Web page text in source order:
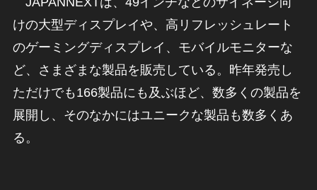
けの大型ディスプレイや、高リフレッシュレート
のゲーミングディスプレイ、モバイルモニターな
ど、さまざまな製品を販売している。昨年発売し
ただけでも166製品にも及ぶほど、数多くの製品を
展開し、そのなかにはユニークな製品も数多くあ
る。